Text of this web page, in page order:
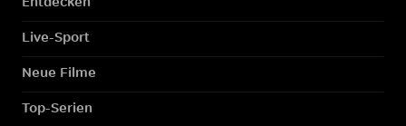
Live-Sport
Neue Filme
Top-Serien